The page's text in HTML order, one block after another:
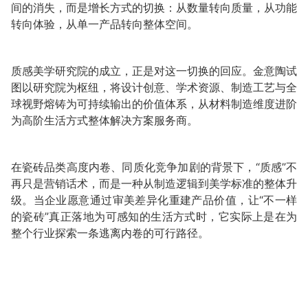
间的消失，而是增长方式的切换：从数量转向质量，从功能
转向体验，从单一产品转向整体空间。
质感美学研究院的成立，正是对这一切换的回应。金意陶试
图以研究院为枢纽，将设计创意、学术资源、制造工艺与全
球视野熔铸为可持续输出的价值体系，从材料制造维度进阶
为高阶生活方式整体解决方案服务商。
在瓷砖品类高度内卷、同质化竞争加剧的背景下，“质感”不
再只是营销话术，而是一种从制造逻辑到美学标准的整体升
级。当企业愿意通过审美差异化重建产品价值，让“不一样
的瓷砖”真正落地为可感知的生活方式时，它实际上是在为
整个行业探索一条逃离内卷的可行路径。